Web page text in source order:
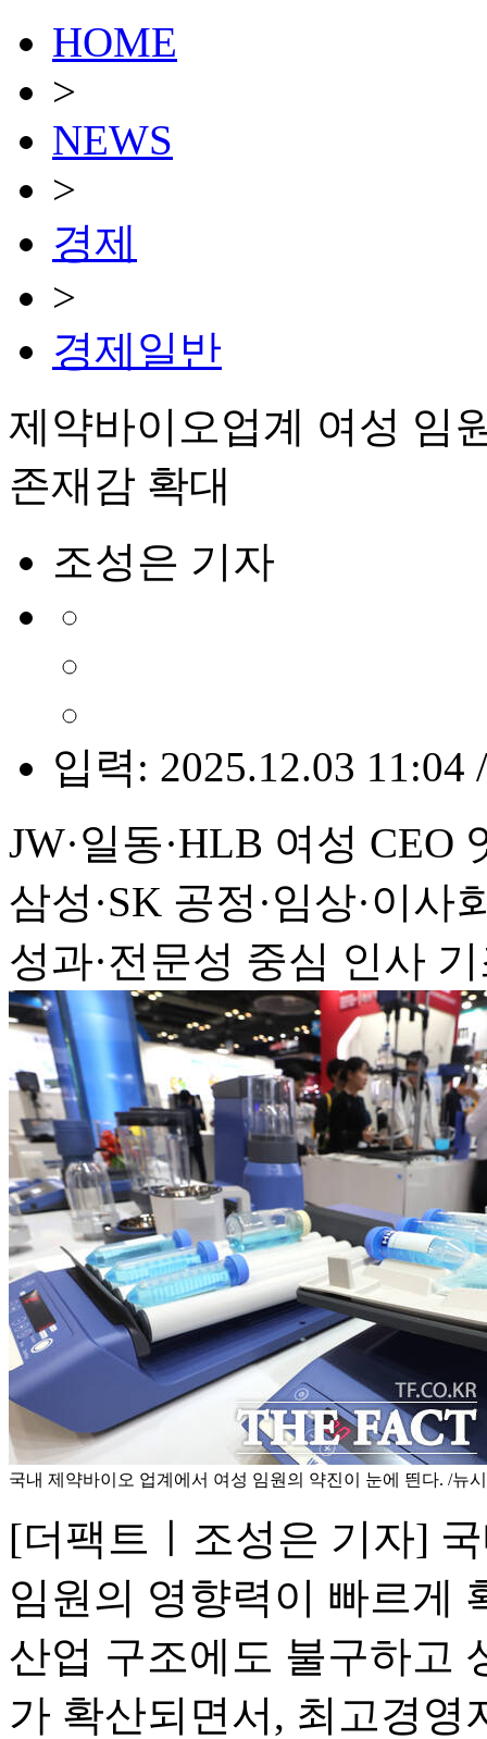
HOME
>
NEWS
>
경제
>
경제일반
제약바이오업계 여성 임
존재감 확대
조성은 기자
입력: 2025.12.03 11:04
JW·일동·HLB 여성 CEO
삼성·SK 공정·임상·이
성과·전문성 중심 인사
국내 제약바이오 업계에서 여성 임원의 약진이 눈에 띈다. /뉴
[더팩트ㅣ조성은 기자]
임원의 영향력이 빠르게
산업 구조에도 불구하고
가 확산되면서, 최고경영